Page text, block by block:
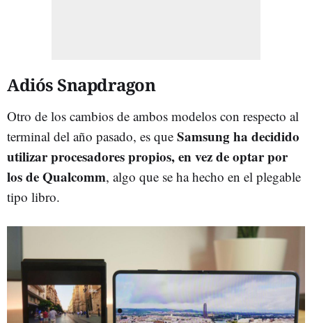
Adiós Snapdragon
Otro de los cambios de ambos modelos con respecto al
terminal del año pasado, es que Samsung ha decidido
utilizar procesadores propios, en vez de optar por
los de Qualcomm, algo que se ha hecho en el plegable
tipo libro.